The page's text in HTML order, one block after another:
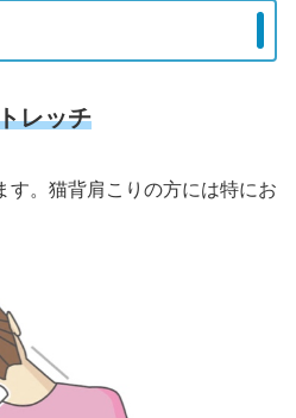
レッチ
す。猫背肩こりの方には特にお